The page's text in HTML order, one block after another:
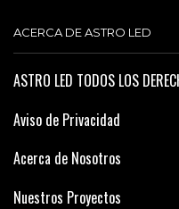
ACERCA DE ASTRO LED
ASTRO LED TODOS LOS
Aviso de Privacidad
Acerca de Nosotros
Nuestros Proyectos